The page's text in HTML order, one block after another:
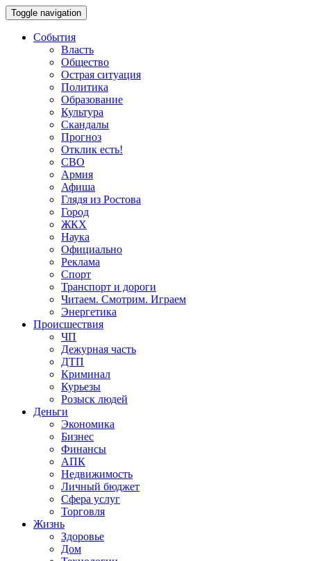
Toggle navigation
События
Власть
Общество
Острая ситуация
Политика
Образование
Культура
Скандалы
Прогноз
Отклик есть!
СВО
Армия
Афиша
Глядя из Ростова
Город
ЖКХ
Наука
Официально
Реклама
Спорт
Транспорт и дороги
Читаем. Смотрим. Играем
Энергетика
Происшествия
ЧП
Дежурная часть
ДТП
Криминал
Курьезы
Розыск людей
Деньги
Экономика
Бизнес
Финансы
АПК
Недвижимость
Личный бюджет
Сфера услуг
Торговля
Жизнь
Здоровье
Дом